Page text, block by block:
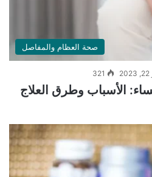
صحة العظام والمفاصل
321
الأسباب وطرق العلاج